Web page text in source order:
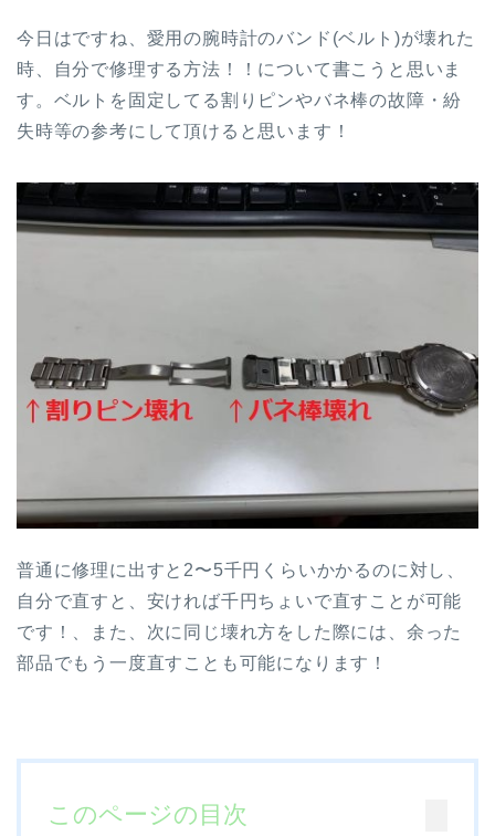
今日はですね、愛用の腕時計のバンド(ベルト)が壊れた
時、自分で修理する方法！！について書こうと思いま
す。ベルトを固定してる割りピンやバネ棒の故障・紛
失時等の参考にして頂けると思います！
普通に修理に出すと2〜5千円くらいかかるのに対し、
自分で直すと、安ければ千円ちょいで直すことが可能
です！、また、次に同じ壊れ方をした際には、余った
部品でもう一度直すことも可能になります！
このページの目次